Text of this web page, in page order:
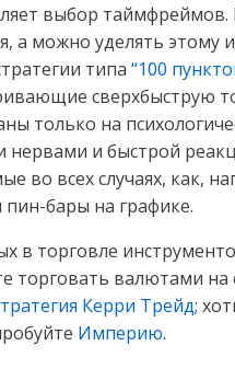
выбор
а можно уделять этому
типа“100
сверхбыструю
только на
нервами и быстрой
во всех случаях, как,
бары на графике.
в торговле
торговать валютами на
Керри Трейд;
Империю.